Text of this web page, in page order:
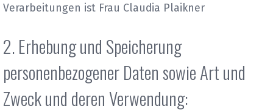
Verarbeitungen ist Frau Claudia Plaikner
2. Erhebung und Speicherung
personenbezogener Daten sowie Art und
Zweck und deren Verwendung: